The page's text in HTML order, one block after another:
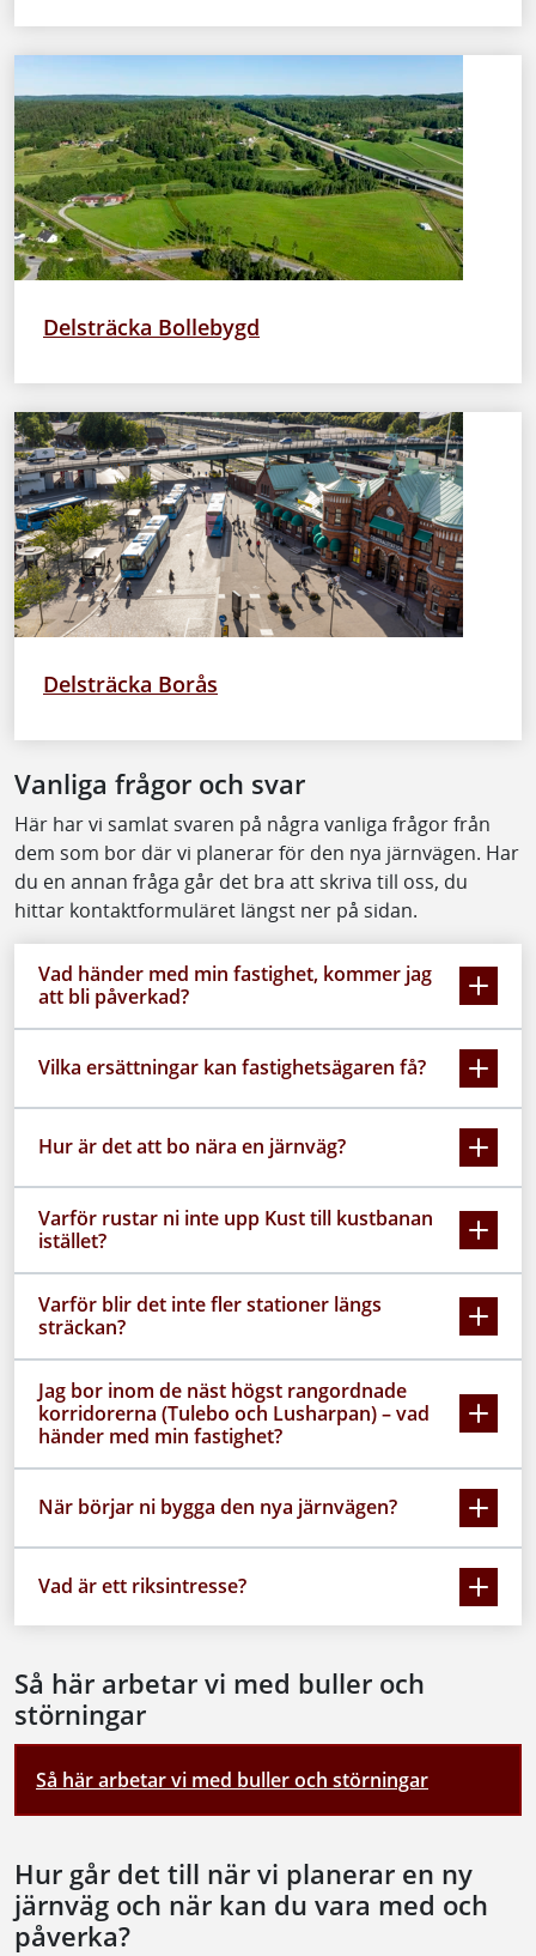
Delsträcka Bollebygd
Delsträcka Borås
Vanliga frågor och svar
Här har vi samlat svaren på några vanliga frågor från
dem som bor där vi planerar för den nya järnvägen. Har
du en annan fråga går det bra att skriva till oss, du
hittar kontaktformuläret längst ner på sidan.
Vad händer med min fastighet, kommer jag
att bli påverkad?
Vilka ersättningar kan fastighetsägaren få?
Hur är det att bo nära en järnväg?
Varför rustar ni inte upp Kust till kustbanan
istället?
Varför blir det inte fler stationer längs
sträckan?
Jag bor inom de näst högst rangordnade
korridorerna (Tulebo och Lusharpan) – vad
händer med min fastighet?
När börjar ni bygga den nya järnvägen?
Vad är ett riksintresse?
Så här arbetar vi med buller och
störningar
Så här arbetar vi med buller och störningar
Hur går det till när vi planerar en ny
järnväg och när kan du vara med och
påverka?